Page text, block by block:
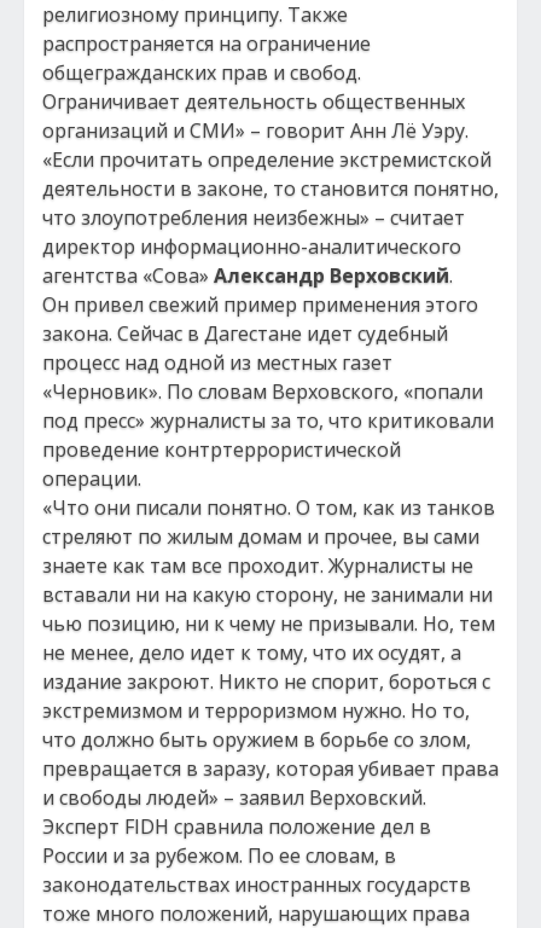
религиозному принципу. Также
распространяется на ограничение
общегражданских прав и свобод.
Ограничивает деятельность общественных
организаций и СМИ» – говорит Анн Лё Уэру.
«Если прочитать определение экстремистской
деятельности в законе, то становится понятно,
что злоупотребления неизбежны» – считает
директор информационно-аналитического
агентства «Сова» Александр Верховский.
Он привел свежий пример применения этого
закона. Сейчас в Дагестане идет судебный
процесс над одной из местных газет
«Черновик». По словам Верховского, «попали
под пресс» журналисты за то, что критиковали
проведение контртеррористической
операции.
«Что они писали понятно. О том, как из танков
стреляют по жилым домам и прочее, вы сами
знаете как там все проходит. Журналисты не
вставали ни на какую сторону, не занимали ни
чью позицию, ни к чему не призывали. Но, тем
не менее, дело идет к тому, что их осудят, а
издание закроют. Никто не спорит, бороться с
экстремизмом и терроризмом нужно. Но то,
что должно быть оружием в борьбе со злом,
превращается в заразу, которая убивает права
и свободы людей» – заявил Верховский.
Эксперт FIDH сравнила положение дел в
России и за рубежом. По ее словам, в
законодательствах иностранных государств
тоже много положений, нарушающих права